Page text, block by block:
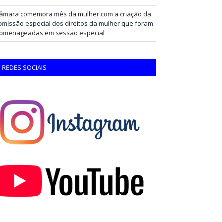
comemora mês da mulher com a criação da
especial dos direitos da mulher que foram
em sessão especial
REDES SOCIAIS